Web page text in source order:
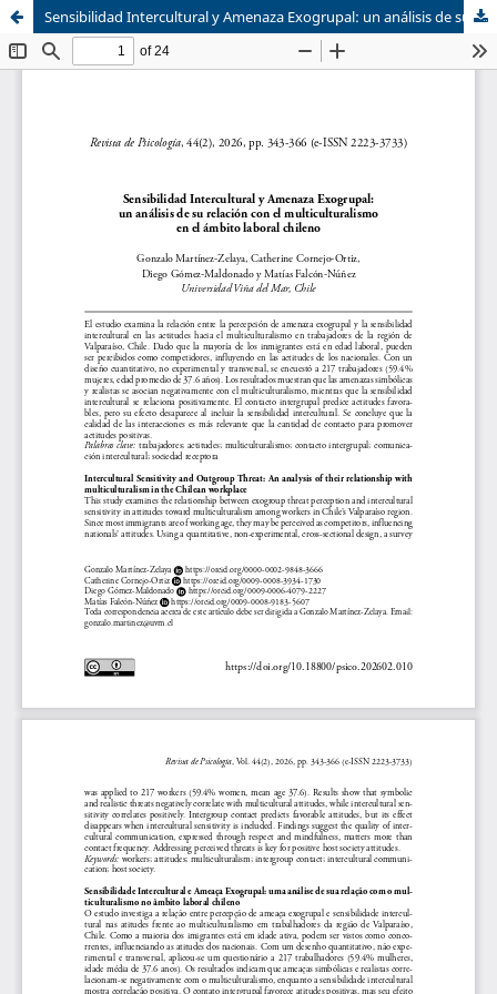
Sensibilidad Intercultural y Amenaza Exogrupal: un análisis de su relación con el multiculturalismo en el ámbito laboral chileno